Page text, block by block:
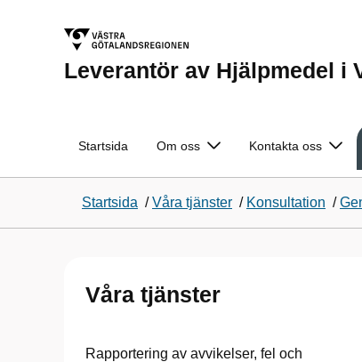
Leverantör av Hjälpmedel i
Startsida Om oss Kontakta oss
Startsida /Våra tjänster / Konsultation /
Våra tjänster
Rapportering av avvikelser, fel och